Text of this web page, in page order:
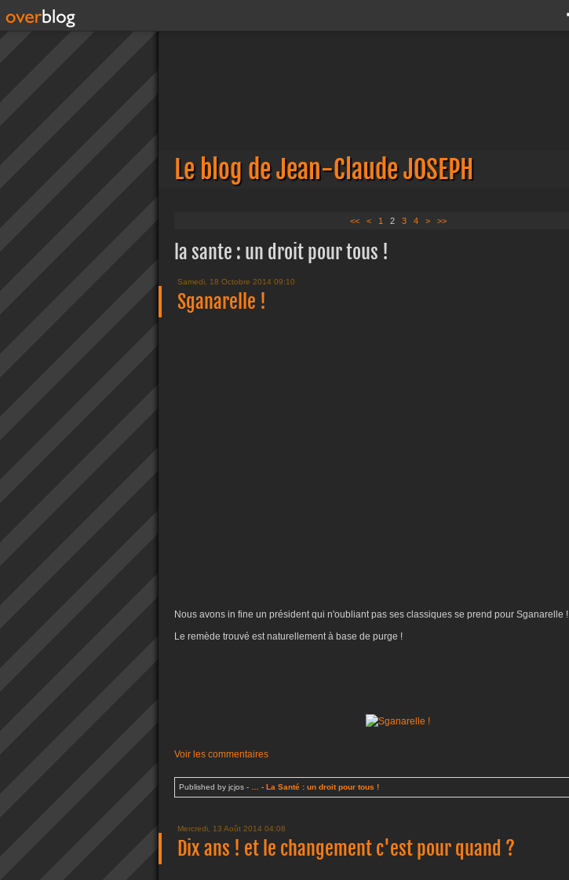
Le blog de Jean-Claude JOSEPH
<< < 1 2 3 4 > >>
la sante : un droit pour tous !
Samedi, 18 Octobre 2014 09:10
Sganarelle !
Nous avons in fine un président qui n'oubliant pas ses classiques se prend pour Sganarelle !
Le remède trouvé est naturellement à base de purge !
Voir les commentaires
Published by jcjos - - La Santé : un droit pour tous !
Mercredi, 13 Août 2014 04:08
Dix ans ! et le changement c'est pour quand ?